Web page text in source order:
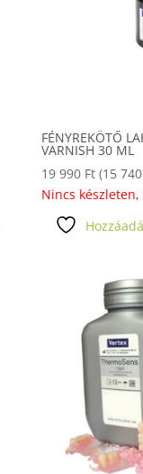
FÉNYREKÖTŐ
VARNISH 30 ML
19 990 Ft (15 740
Nincs